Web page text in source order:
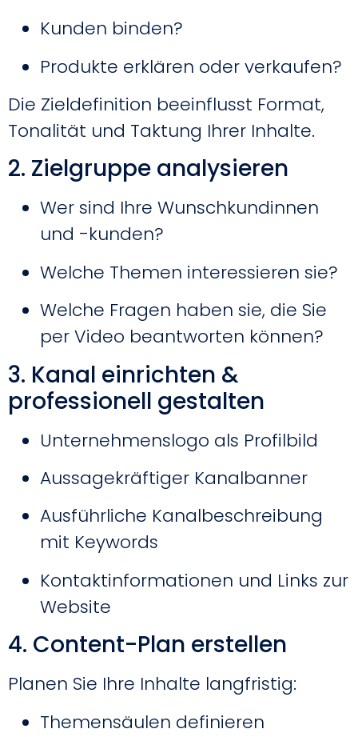
Kunden binden?
Produkte erklären oder verkaufen?
Die Zieldefinition beeinflusst Format,
Tonalität und Taktung Ihrer Inhalte.
2. Zielgruppe analysieren
Wer sind Ihre Wunschkundinnen
und -kunden?
Welche Themen interessieren sie?
Welche Fragen haben sie, die Sie
per Video beantworten können?
3. Kanal einrichten &
professionell gestalten
Unternehmenslogo als Profilbild
Aussagekräftiger Kanalbanner
Ausführliche Kanalbeschreibung
mit Keywords
Kontaktinformationen und Links zur
Website
4. Content-Plan erstellen
Planen Sie Ihre Inhalte langfristig:
Themensäulen definieren